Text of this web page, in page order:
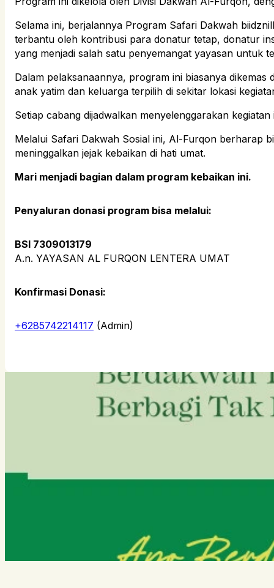
Selama ini, berjalannya Program Safari Dakwah
terbantu oleh kontribusi para donatur tetap, donatur
yang menjadi salah satu penyemangat yayasan untuk
Dalam pelaksanaannya, program ini biasanya
anak yatim dan keluarga terpilih di sekitar lokasi
Setiap cabang dijadwalkan menyelenggarakan
Melalui Safari Dakwah Sosial ini, Al-Furqon berharap
meninggalkan jejak kebaikan di hati umat.
Mari menjadi bagian dalam program kebaikan ini.
Penyaluran donasi program bisa melalui:
BSI 7309013179
A.n. YAYASAN AL FURQON LENTERA UMAT
Konfirmasi Donasi:
+6285742214117 (Admin)